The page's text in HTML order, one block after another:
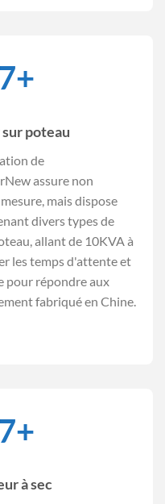
+
poteau
de
assure non
mais dispose
divers types de
allant de 10KVA à
les temps d'attente et
pour répondre aux
fabriqué en Chine.
+
à sec